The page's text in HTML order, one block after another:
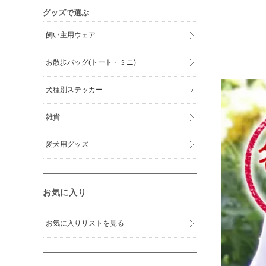
グッズで選ぶ
飼い主用ウェア
お散歩バッグ(トート・ミニ)
犬種別ステッカー
雑貨
愛犬用グッズ
お気に入り
お気に入りリストを見る